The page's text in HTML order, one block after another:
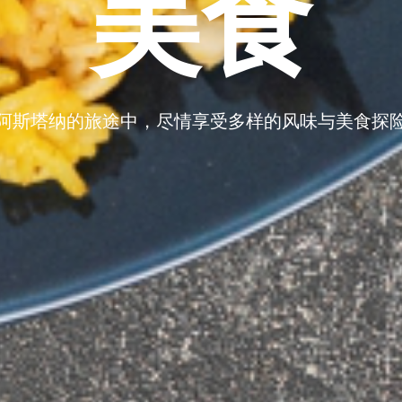
斯塔纳的旅途中，尽情享受多样的风味与美食探